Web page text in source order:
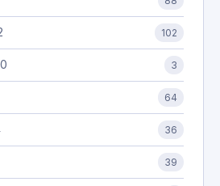
102
3
64
36
39